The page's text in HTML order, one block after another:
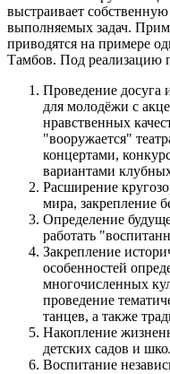
выстраивает собственную
выполняемых задач.
приводятся на примере
Тамбов. Под реализацию
Проведение досуга
для молодёжи с
нравственных
"вооружается"
концертами,
вариантами
Расширение
мира, закрепление
Определение
работать
Закрепление
особенностей
многочисленных
проведение
танцев, а также
Накопление
детских садов и
Воспитание